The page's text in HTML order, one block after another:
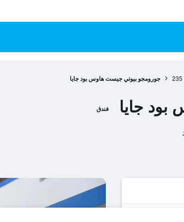
235 جورومجو بيوتي جيست هاوس بود جايا
جايا فندق